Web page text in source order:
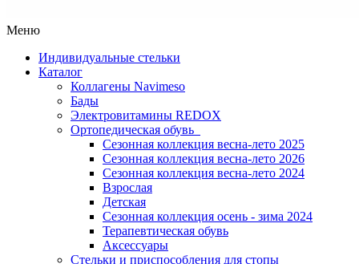
Меню
Индивидуальные стельки
Каталог
Коллагены Navimeso
Бады
Электровитамины REDOX
Ортопедическая обувь
Сезонная коллекция весна-лето 2025
Сезонная коллекция весна-лето 2026
Сезонная коллекция весна-лето 2024
Взрослая
Детская
Сезонная коллекция осень - зима 2024
Терапевтическая обувь
Аксессуары
Стельки и приспособления для стопы